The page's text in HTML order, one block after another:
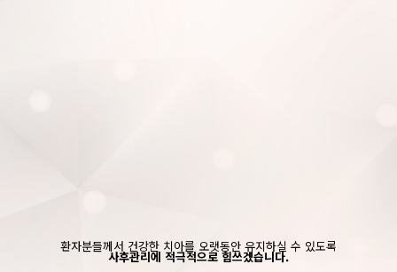
환자분들께서 건강한 치아를 오랫동안 유지하실 수 있도록
사후관리에 적극적으로 힘쓰겠습니다.